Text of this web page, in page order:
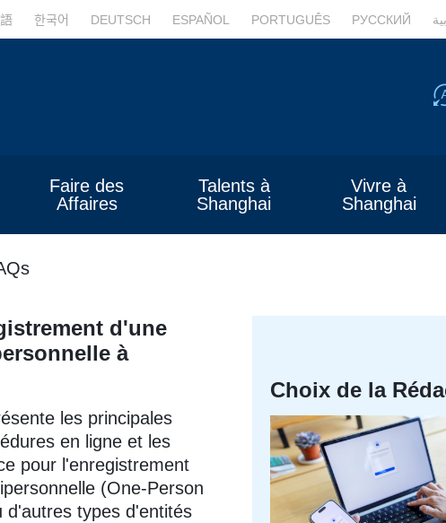
한국어 DEUTSCH ESPAÑOL PORTUGUÊS РУССКИЙ
Faire des
Affaires
Talents à
Shanghai
Vivre à
Shanghai
d'une
à
les principales
en ligne et les
pour l'enregistrement
(One-Person
d'autres types d'entités
Choix de la